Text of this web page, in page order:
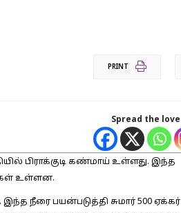
PRINT
Spread the love
பிராக்குடி கண்மாய் உள்ளது. இந்த
உள்ளன.
நீரை பயன்படுத்தி சுமார் 500 ஏக்கர்